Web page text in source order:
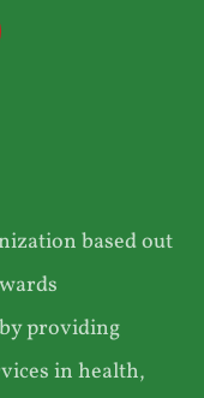
based out
providing
in health,